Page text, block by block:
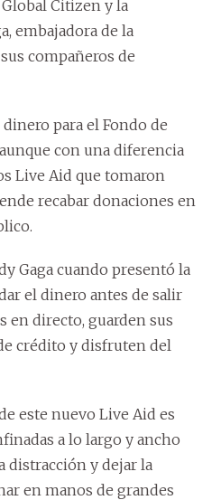
Citizen y la
embajadora de la
compañeros de
para el Fondo de
con una diferencia
Live Aid que tomaron
recabar donaciones en
Gaga cuando presentó la
el dinero antes de salir
en directo, guarden sus
crédito y disfruten del
este nuevo Live Aid es
a lo largo y ancho
distracción y dejar la
en manos de grandes